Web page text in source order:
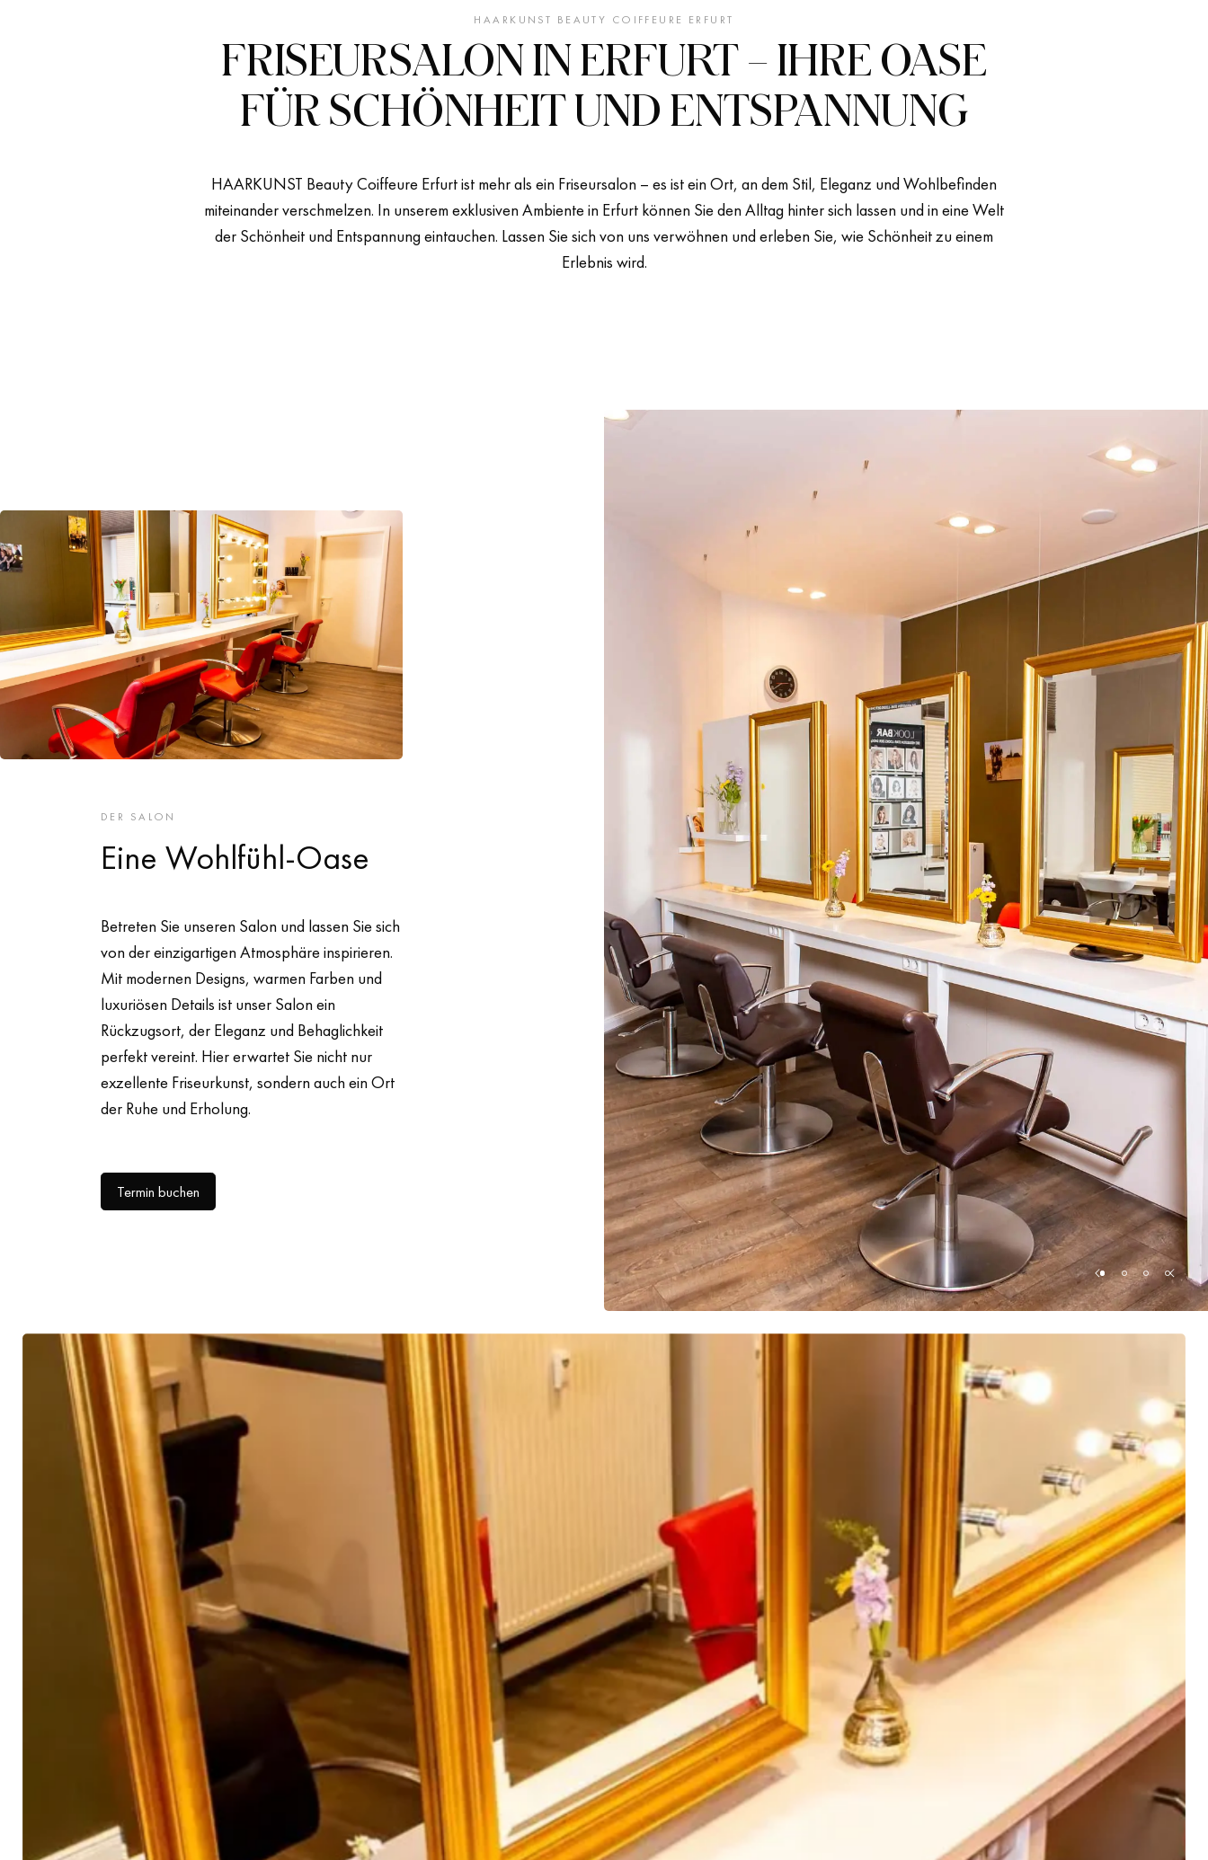
HAARKUNST BEAUTY COIFFEURE ERFURT
FRISEURSALON IN ERFURT – IHRE OASE
FÜR SCHÖNHEIT UND ENTSPANNUNG
HAARKUNST Beauty Coiffeure Erfurtist mehr als ein Friseursalon – es ist ein Ort, an dem Stil, Eleganz und Wohlbefinden
miteinander verschmelzen. In unserem exklusiven Ambiente in Erfurt können Sie den Alltag hinter sich lassen und in eine Welt
der Schönheit und Entspannung eintauchen. Lassen Sie sich von uns verwöhnen und erleben Sie, wie Schönheit zu einem
Erlebnis wird.
DER SALON
Eine Wohlfühl-Oase
Betreten Sie unseren Salon und lassen Sie sich
von der einzigartigen Atmosphäre inspirieren.
Mit modernen Designs, warmen Farben und
luxuriösen Details ist unser Salon ein
Rückzugsort, der Eleganz und Behaglichkeit
perfekt vereint. Hier erwartet Sie nicht nur
exzellente Friseurkunst, sondern auch ein Ort
der Ruhe und Erholung.
Termin buchen